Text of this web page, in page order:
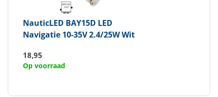
NauticLED BAY15D LED
Navigatie 10-35V 2.4/25W Wit
18,95
Op voorraad